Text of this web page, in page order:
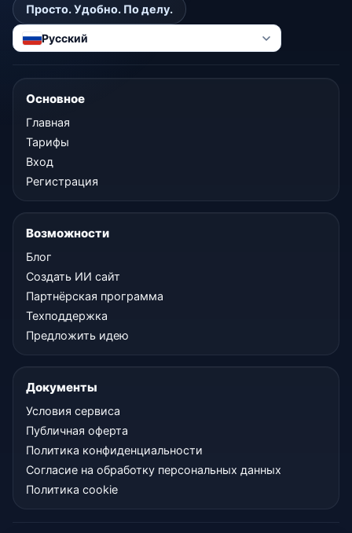
Просто. Удобно. По делу.
Русский
Основное
Главная
Тарифы
Вход
Регистрация
Возможности
Блог
Создать ИИ сайт
Партнёрская программа
Техподдержка
Предложить идею
Документы
Условия сервиса
Публичная оферта
Политика конфиденциальности
Согласие на обработку персональных данных
Политика cookie